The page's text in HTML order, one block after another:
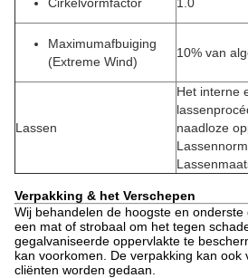
Maximumafbuiging
(Extreme Wind)
10% van
Lassen
Het interne
naadloze
Verpakking & het Verschepen
Wij behandelen de hoogste en
een mat of strobaal om het tegen
gegalvaniseerde oppervlakte te
kan voorkomen. De verpakking kan ook
cliënten worden gedaan.